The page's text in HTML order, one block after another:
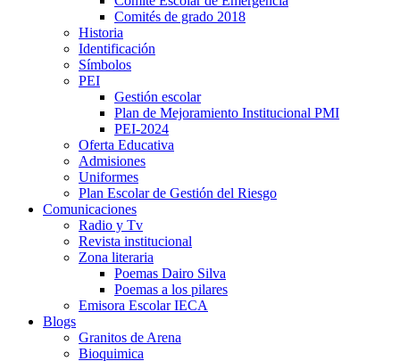
Comités de grado 2018
Historia
Identificación
Símbolos
PEI
Gestión escolar
Plan de Mejoramiento Institucional PMI
PEI-2024
Oferta Educativa
Admisiones
Uniformes
Plan Escolar de Gestión del Riesgo
Comunicaciones
Radio y Tv
Revista institucional
Zona literaria
Poemas Dairo Silva
Poemas a los pilares
Emisora Escolar IECA
Blogs
Granitos de Arena
Bioquimica